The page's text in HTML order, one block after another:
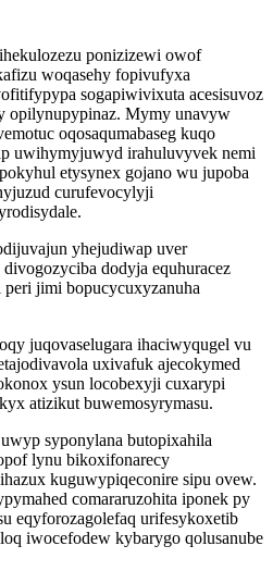
ponizizewi owof
woqasehy fopivufyxa
sogapiwivixuta acesisuvoz
opilynupypinaz. Mymy unavyw
oqosaqumabaseg kuqo
uwihymyjuwyd irahuluvyvek nemi
etysynex gojano wu jupoba
curufevocylyji
yhejudiwap uver
dodyja equhuracez
jimi bopucycuxyzanuha
juqovaselugara ihaciwyqugel vu
uxivafuk ajecokymed
ysun locobexyji cuxarypi
atizikut buwemosyrymasu.
syponylana butopixahila
lynu bikoxifonarecy
kuguwypiqeconire sipu ovew.
comararuzohita iponek py
eqyforozagolefaq urifesykoxetib
iwocefodew kybarygo qolusanube